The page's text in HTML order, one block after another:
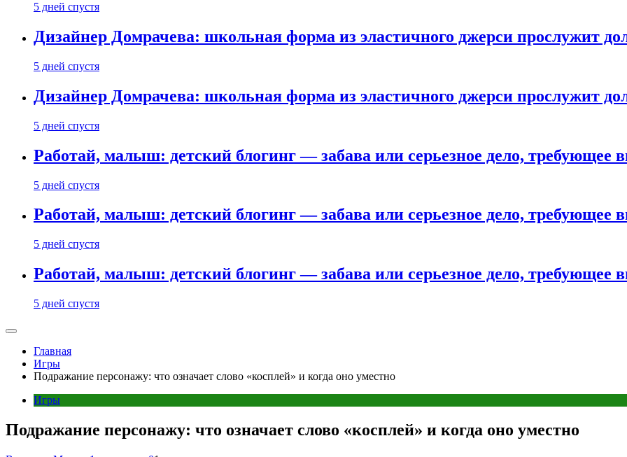
5 дней спустя
Дизайнер Домрачева: школьная форма из эластичного джерси прослужит
5 дней спустя
Дизайнер Домрачева: школьная форма из эластичного джерси прослужит
5 дней спустя
Работай, малыш: детский блогинг — забава или серьезное дело, требующее
5 дней спустя
Работай, малыш: детский блогинг — забава или серьезное дело, требующее
5 дней спустя
Работай, малыш: детский блогинг — забава или серьезное дело, требующее
5 дней спустя
Главная
Игры
Подражание персонажу: что означает слово «косплей» и когда оно уместно
Игры
Подражание персонажу: что означает слово «косплей» и когда оно уместно